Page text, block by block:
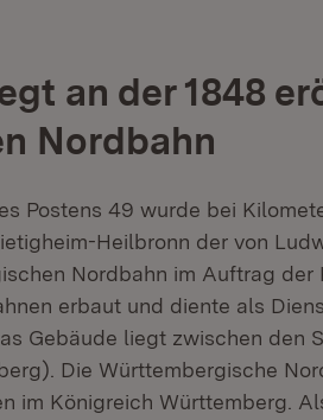
an der 1848
Nordbahn
Postens 49 wurde bei
Heilbronn der von
Nordbahn im Auftrag der
erbaut und diente als
Gebäude liegt zwischen den
Die Württembergische
im Königreich Württemberg.